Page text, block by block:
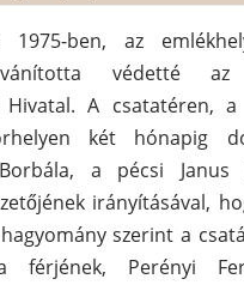
ben, az
védetté az
Hivatal. A csatatéren,
két hónapig
a pécsi Janus
irányításával,
szerint a
férjének, Perényi